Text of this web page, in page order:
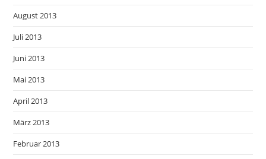
August 2013
Juli 2013
Juni 2013
Mai 2013
April 2013
März 2013
Februar 2013